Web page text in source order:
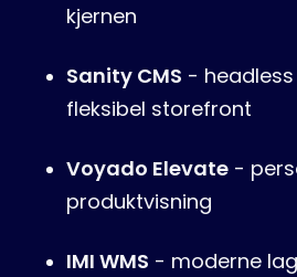
kjernen
Sanity CMS -
fleksibel storefront
Voyado Elevate -
produktvisning
IMI WMS - moderne